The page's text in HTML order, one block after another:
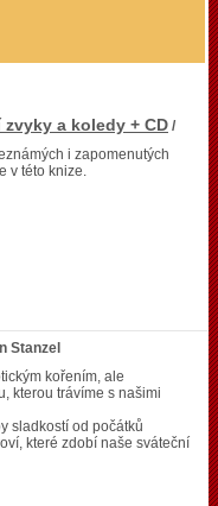
a koledy + CD /
i zapomenutých
v této knize.
Stanzel
kořením, ale
kterou trávíme s našimi
sladkostí od počátků
které zdobí naše sváteční